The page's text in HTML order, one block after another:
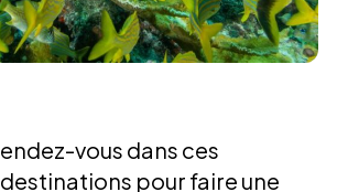
endez-vous dans ces
destinations pour faire une